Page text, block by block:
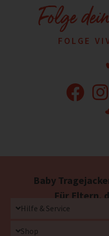
Folge
FOLGE
Baby
Für Eltern,
Hilfe & Service
Shop